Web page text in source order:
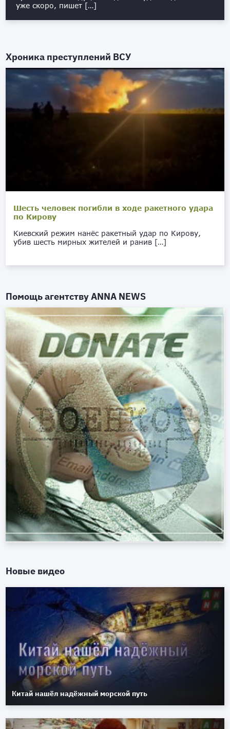
уже скоро, пишет […]
Хроника преступлений ВСУ
Шесть человек погибли в ходе ракетного удара
по Кирову
Киевский режим нанёс ракетный удар по Кирову,
убив шесть мирных жителей и ранив […]
Помощь агентствуANNA NEWS
Новые видео
Китай нашёл надёжный морской путь